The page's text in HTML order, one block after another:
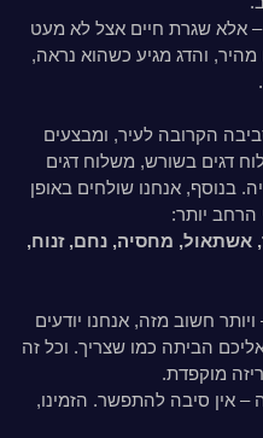
– אלא שגרת חיים אצל לא מעט
והדג מגיע כשהוא נראה,
הקרובה לעיר, ומבצעים
דגים בשורש, משלוח דגים
בנוסף, אנחנו שולחים באופן
הרחב יותר:
אשתאול, מחסיה, נחם, זנוח,
חשוב מזה, אנחנו יודעים
הביתה כמו שצריך. וכל זה
מוקפדת.
אין סיבה להתפשר. הזמינו,